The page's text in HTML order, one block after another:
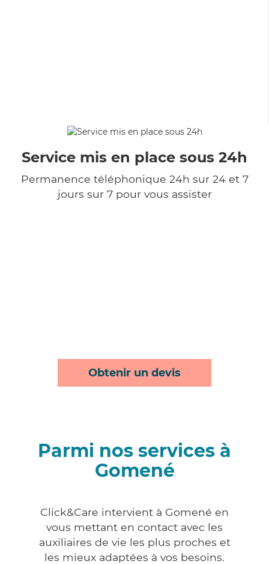
Service mis en place sous 24h
Permanence téléphonique 24h sur 24 et 7
jours sur 7 pour vous assister
Obtenir un devis
Parmi nos services à
Gomené
Click&Care intervient à Gomené en
vous mettant en contact avec les
auxiliaires de vie les plus proches et
les mieux adaptées à vos besoins.